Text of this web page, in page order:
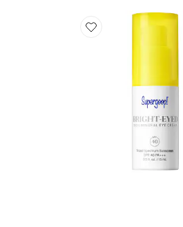
Favorite CRÈME